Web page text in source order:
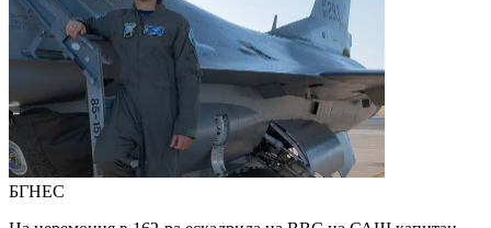
БГНЕС